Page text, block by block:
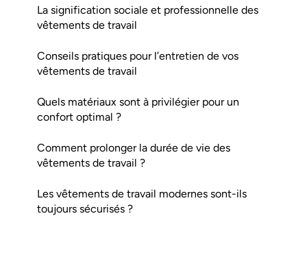
La signification sociale et professionnelle des
vêtements de travail
Conseils pratiques pour l’entretien de vos
vêtements de travail
Quels matériaux sont à privilégier pour un
confort optimal ?
Comment prolonger la durée de vie des
vêtements de travail ?
Les vêtements de travail modernes sont-ils
toujours sécurisés ?